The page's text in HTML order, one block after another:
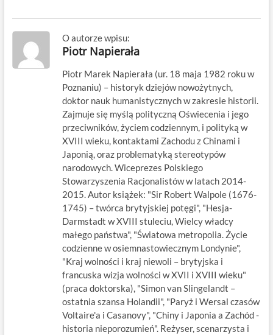
O autorze wpisu:
Piotr Napierała
Piotr Marek Napierała (ur. 18 maja 1982 roku w
Poznaniu) – historyk dziejów nowożytnych,
doktor nauk humanistycznych w zakresie historii.
Zajmuje się myślą polityczną Oświecenia i jego
przeciwników, życiem codziennym, i polityką w
XVIII wieku, kontaktami Zachodu z Chinami i
Japonią, oraz problematyką stereotypów
narodowych. Wiceprezes Polskiego
Stowarzyszenia Racjonalistów w latach 2014-
2015. Autor książek: "Sir Robert Walpole (1676-
1745) – twórca brytyjskiej potęgi", "Hesja-
Darmstadt w XVIII stuleciu, Wielcy władcy
małego państwa", "Światowa metropolia. Życie
codzienne w osiemnastowiecznym Londynie",
"Kraj wolności i kraj niewoli – brytyjska i
francuska wizja wolności w XVII i XVIII wieku"
(praca doktorska), "Simon van Slingelandt –
ostatnia szansa Holandii", "Paryż i Wersal czasów
Voltaire'a i Casanovy", "Chiny i Japonia a Zachód -
historia nieporozumień". Reżyser, scenarzysta i